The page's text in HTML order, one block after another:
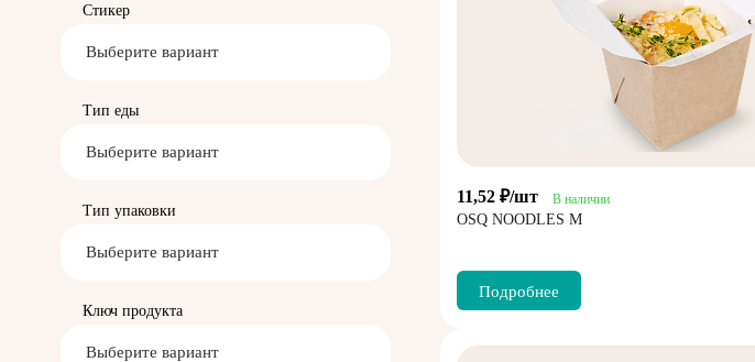
Стикер
Выберите вариант
Тип еды
Выберите вариант
Тип упаковки
Выберите вариант
Ключ продукта
Выберите вариант
11,52 ₽/шт В наличии
OSQ NOODLES M
Подробнее